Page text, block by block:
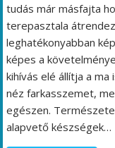
tudás már másfajta
terepasztala
leghatékonyabban
képes a
kihívás elé állítja a
néz farkasszemet,
egészen.
alapvető készségek…